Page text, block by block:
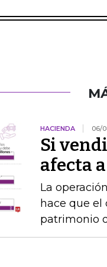
HACIENDA 06/
Si
afecta
La
hace que el
patrimonio